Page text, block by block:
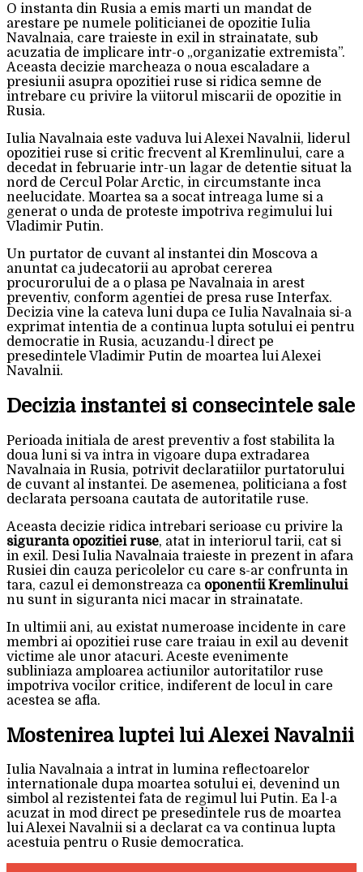
O instanta din Rusia a emis marti un mandat de
arestare pe numele politicianei de opozitie Iulia
Navalnaia, care traieste in exil in strainatate, sub
acuzatia de implicare intr-o „organizatie extremista”.
Aceasta decizie marcheaza o noua escaladare a
presiunii asupra opozitiei ruse si ridica semne de
intrebare cu privire la viitorul miscarii de opozitie in
Rusia.
Iulia Navalnaia este vaduva lui Alexei Navalnii, liderul
opozitiei ruse si critic frecvent al Kremlinului, care a
decedat in februarie intr-un lagar de detentie situat la
nord de Cercul Polar Arctic, in circumstante inca
neelucidate. Moartea sa a socat intreaga lume si a
generat o unda de proteste impotriva regimului lui
Vladimir Putin.
Un purtator de cuvant al instantei din Moscova a
anuntat ca judecatorii au aprobat cererea
procurorului de a o plasa pe Navalnaia in arest
preventiv, conform agentiei de presa ruse Interfax.
Decizia vine la cateva luni dupa ce Iulia Navalnaia si-a
exprimat intentia de a continua lupta sotului ei pentru
democratie in Rusia, acuzandu-l direct pe
presedintele Vladimir Putin de moartea lui Alexei
Navalnii.
Decizia instantei si consecintele sale
Perioada initiala de arest preventiv a fost stabilita la
doua luni si va intra in vigoare dupa extradarea
Navalnaia in Rusia, potrivit declaratiilor purtatorului
de cuvant al instantei. De asemenea, politiciana a fost
declarata persoana cautata de autoritatile ruse.
Aceasta decizie ridica intrebari serioase cu privire la
siguranta opozitiei ruse, atat in interiorul tarii, cat si
in exil. Desi Iulia Navalnaia traieste in prezent in afara
Rusiei din cauza pericolelor cu care s-ar confrunta in
tara, cazul ei demonstreaza ca oponentii Kremlinului
nu sunt in siguranta nici macar in strainatate.
In ultimii ani, au existat numeroase incidente in care
membri ai opozitiei ruse care traiau in exil au devenit
victime ale unor atacuri. Aceste evenimente
subliniaza amploarea actiunilor autoritatilor ruse
impotriva vocilor critice, indiferent de locul in care
acestea se afla.
Mostenirea luptei lui Alexei Navalnii
Iulia Navalnaia a intrat in lumina reflectoarelor
internationale dupa moartea sotului ei, devenind un
simbol al rezistentei fata de regimul lui Putin. Ea l-a
acuzat in mod direct pe presedintele rus de moartea
lui Alexei Navalnii si a declarat ca va continua lupta
acestuia pentru o Rusie democratica.